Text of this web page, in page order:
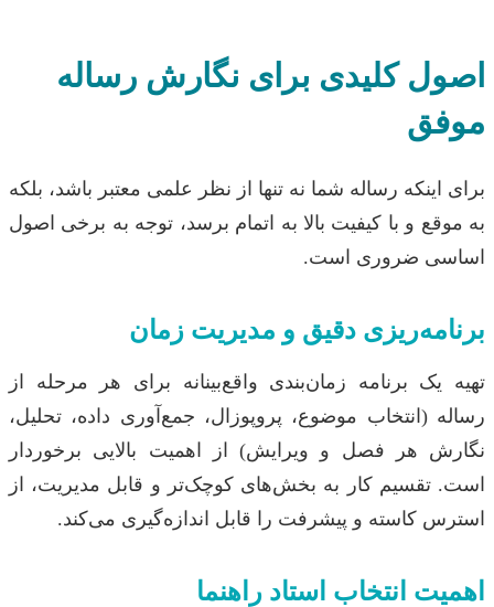
اصول کلیدی برای نگارش رساله
موفق
برای اینکه رساله شما نه تنها از نظر علمی معتبر باشد، بلکه
به موقع و با کیفیت بالا به اتمام برسد، توجه به برخی اصول
اساسی ضروری است.
برنامه‌ریزی دقیق و مدیریت زمان
تهیه یک برنامه زمان‌بندی واقع‌بینانه برای هر مرحله از
رساله (انتخاب موضوع، پروپوزال، جمع‌آوری داده، تحلیل،
نگارش هر فصل و ویرایش) از اهمیت بالایی برخوردار
است. تقسیم کار به بخش‌های کوچک‌تر و قابل مدیریت، از
استرس کاسته و پیشرفت را قابل اندازه‌گیری می‌کند.
اهمیت انتخاب استاد راهنما